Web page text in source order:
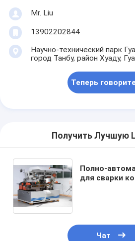
Наша фабрика
контроль качества
контактные данные
Теперь говорите
Заполнитель и швейная
Автоматическая машина
Автоматическая консервная
Автоматическая консервируя
Оборудование для
Mr. Liu
13902202844
Научно-технический парк
город Танбу, район Хуаду,
Теперь говорите
Получить Лучшую
Полно-
для сварки
Чат